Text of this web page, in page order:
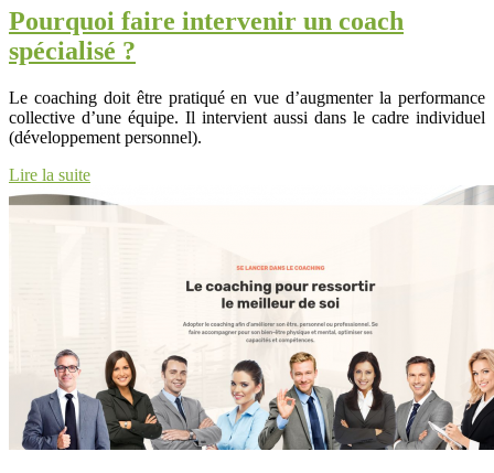
Pourquoi faire intervenir un coach
spécialisé ?
Le coaching doit être pratiqué en vue d’augmenter la performance
collective d’une équipe. Il intervient aussi dans le cadre individuel
(développement personnel).
Lire la suite